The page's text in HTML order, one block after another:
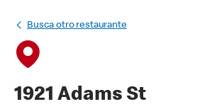
Busca otro restaurante
1921 Adams St